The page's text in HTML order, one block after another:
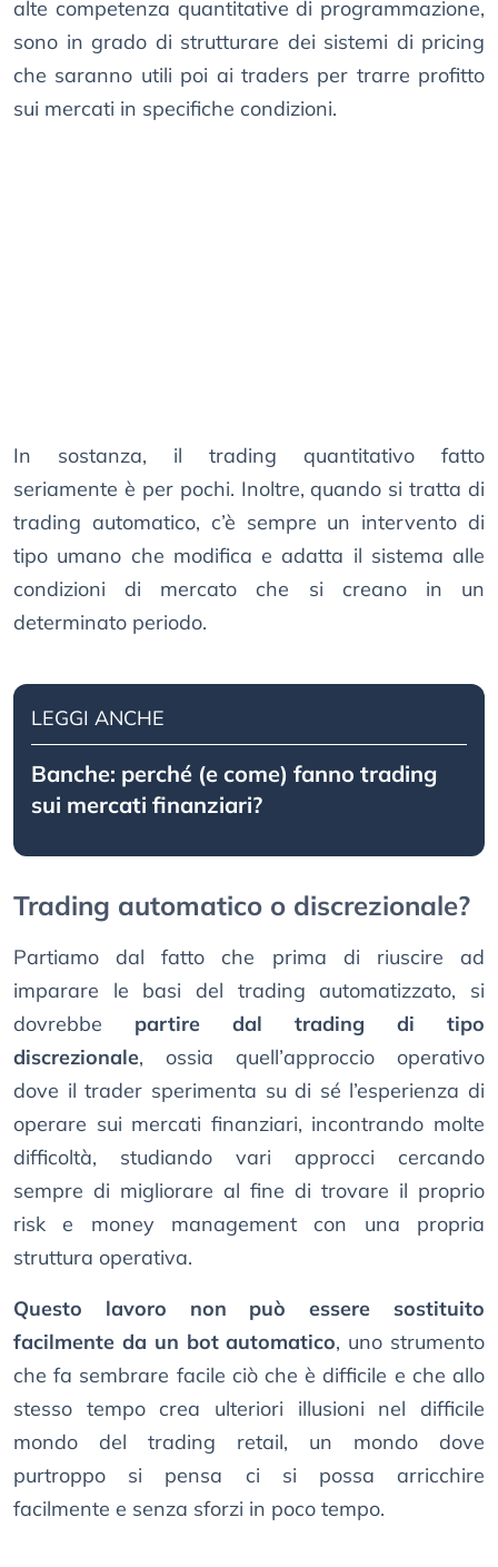
alte competenza quantitative di programmazione,
sono in grado di strutturare dei sistemi di pricing
che saranno utili poi ai traders per trarre profitto
sui mercati in specifiche condizioni.
In sostanza, il trading quantitativo fatto
seriamente è per pochi. Inoltre, quando si tratta di
trading automatico, c’è sempre un intervento di
tipo umano che modifica e adatta il sistema alle
condizioni di mercato che si creano in un
determinato periodo.
LEGGI ANCHE
Banche: perché (e come) fanno trading
sui mercati finanziari?
Trading automatico o discrezionale?
Partiamo dal fatto che prima di riuscire ad
imparare le basi del trading automatizzato, si
dovrebbe partire dal trading di tipo
discrezionale, ossia quell’approccio operativo
dove il trader sperimenta su di sé l’esperienza di
operare sui mercati finanziari, incontrando molte
difficoltà, studiando vari approcci cercando
sempre di migliorare al fine di trovare il proprio
risk e money management con una propria
struttura operativa.
Questo lavoro non può essere sostituito
facilmente da un bot automatico, uno strumento
che fa sembrare facile ciò che è difficile e che allo
stesso tempo crea ulteriori illusioni nel difficile
mondo del trading retail, un mondo dove
purtroppo si pensa ci si possa arricchire
facilmente e senza sforzi in poco tempo.